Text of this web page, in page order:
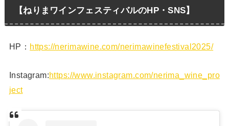
【ねりまワインフェスティバルのHP・SNS】
HP： https://nerimawine.com/nerimawinefestival2025/
Instagram:https://www.instagram.com/nerima_wine_pro
ject